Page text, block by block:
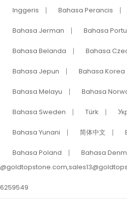
Inggeris Bahasa Perancis
Bahasa Jerman Bahasa
Bahasa Belanda Bahasa
Bahasa Jepun Bahasa Korea
Bahasa Melayu Bahasa
Bahasa Sweden Türk
Bahasa Yunani 简体中文
Bahasa Poland Bahasa